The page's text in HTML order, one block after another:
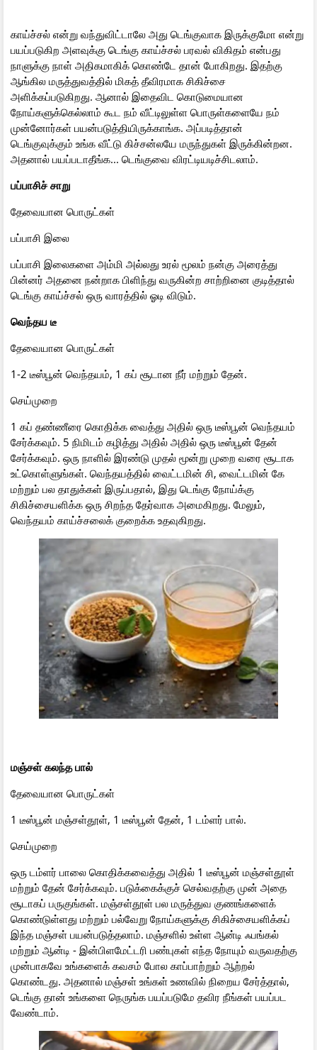
காய்ச்சல் என்று வந்துவிட்டாலே அது டெங்குவாக இருக்குமோ என்று
பயப்படுகிற அளவுக்கு டெங்கு காய்ச்சல் பரவல் விகிதம் என்பது
நாளுக்கு நாள் அதிகமாகிக் கொண்டே தான் போகிறது. இதற்கு
ஆங்கில மருத்துவத்தில் மிகத் தீவிரமாக சிகிச்சை
அளிக்கப்படுகிறது. ஆனால் இதைவிட கொடுமையான
நோய்களுக்கெல்லாம் கூட நம் வீட்டிலுள்ள பொருள்களையே நம்
முன்னோர்கள் பயன்படுத்தியிருக்காங்க. அப்படித்தான்
டெங்குவுக்கும் உங்க வீட்டு கிச்சன்லயே மருந்துகள் இருக்கின்றன.
அதனால் பயப்படாதீங்க... டெங்குவை விரட்டியடிச்சிடலாம்.
பப்பாசிச் சாறு
தேவையான பொருட்கள்
பப்பாசி இலை
பப்பாசி இலைகளை அம்மி அல்லது உரல் மூலம் நன்கு அரைத்து
பின்னர் அதனை நன்றாக பிளிந்து வருகின்ற சாற்றினை குடித்தால்
டெங்கு காய்ச்சல் ஒரு வாரத்தில் ஓடி விடும்.
வெந்தய டீ
தேவையான பொருட்கள்
1-2 டீஸ்பூன் வெந்தயம், 1 கப் சூடான நீர் மற்றும் தேன்.
செய்முறை
1 கப் தண்ணீரை கொதிக்க வைத்து அதில் ஒரு டீஸ்பூன் வெந்தயம்
சேர்க்கவும். 5 நிமிடம் கழித்து அதில் அதில் ஒரு டீஸ்பூன் தேன்
சேர்க்கவும். ஒரு நாளில் இரண்டு முதல் மூன்று முறை வரை சூடாக
உட்கொள்ளுங்கள். வெந்தயத்தில் வைட்டமின் சி, வைட்டமின் கே
மற்றும் பல தாதுக்கள் இருப்பதால், இது டெங்கு நோய்க்கு
சிகிச்சையளிக்க ஒரு சிறந்த தேர்வாக அமைகிறது. மேலும்,
வெந்தயம் காய்ச்சலைக் குறைக்க உதவுகிறது.
மஞ்சள் கலந்த பால்
தேவையான பொருட்கள்
1 டீஸ்பூன் மஞ்சள்தூள், 1 டீஸ்பூன் தேன், 1 டம்ளர் பால்.
செய்முறை
ஒரு டம்ளர் பாலை கொதிக்கவைத்து அதில் 1 டீஸ்பூன் மஞ்சள்தூள்
மற்றும் தேன் சேர்க்கவும். படுக்கைக்குச் செல்வதற்கு முன் அதை
சூடாகப் பருகுங்கள். மஞ்சள்தூள் பல மருத்துவ குணங்களைக்
கொண்டுள்ளது மற்றும் பல்வேறு நோய்களுக்கு சிகிச்சையளிக்கப்
இந்த மஞ்சள் பயன்படுத்தலாம். மஞ்சளில் உள்ள ஆன்டி ஃபங்கல்
மற்றும் ஆன்டி - இன்பிளமேட்டரி பண்புகள் எந்த நோயும் வருவதற்கு
முன்பாகவே உங்களைக் கவசம் போல காப்பாற்றும் ஆற்றல்
கொண்டது. அதனால் மஞ்சள் உங்கள் உணவில் நிறைய சேர்த்தால்,
டெங்கு தான் உங்களை நெருங்க பயப்படுமே தவிர நீங்கள் பயப்பட
வேண்டாம்.